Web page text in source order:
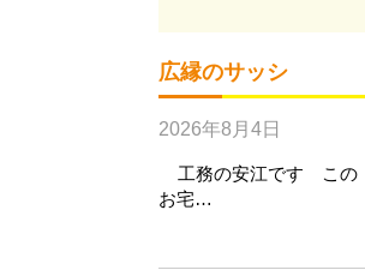
広縁のサッシ
2026年8月4日
工務の安江です この
お宅…